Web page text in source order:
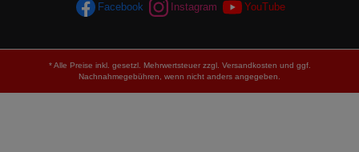
Facebook Instagram YouTube
* Alle Preise inkl. gesetzl. Mehrwertsteuer zzgl. Versandkosten und ggf.
Nachnahmegebühren, wenn nicht anders angegeben.